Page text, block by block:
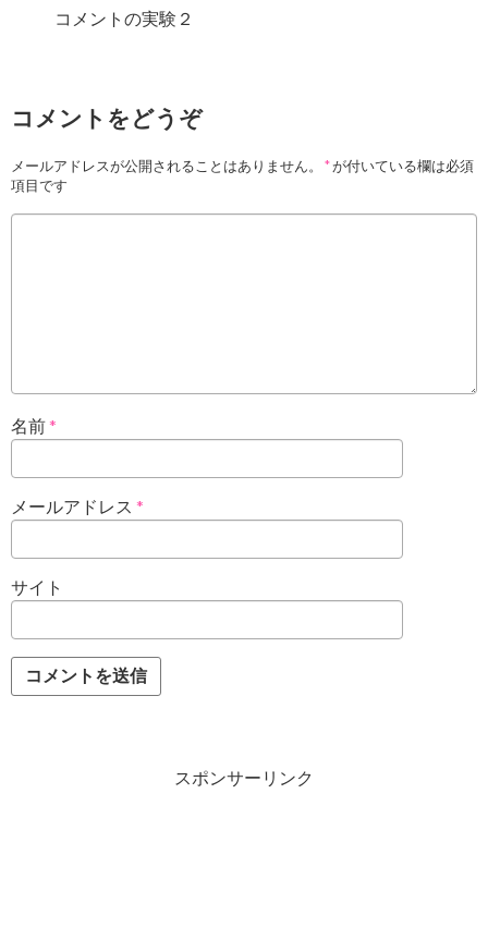
コメントの実験２
コメントをどうぞ
メールアドレスが公開されることはありません。 *が付いている欄は必須
項目です
名前*
メールアドレス *
サイト
スポンサーリンク